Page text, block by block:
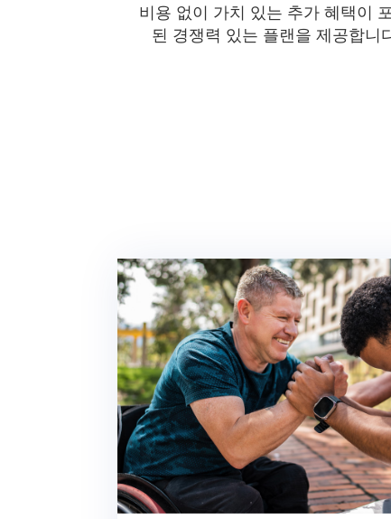
비용 없이 가치 있는 추가 혜택이
된 경쟁력 있는 플랜을 제공합니